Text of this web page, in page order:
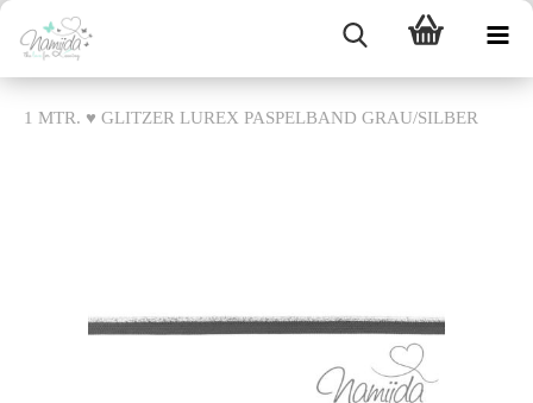
1 MTR. ♥ GLITZER LUREX PASPELBAND GRAU/SILBER